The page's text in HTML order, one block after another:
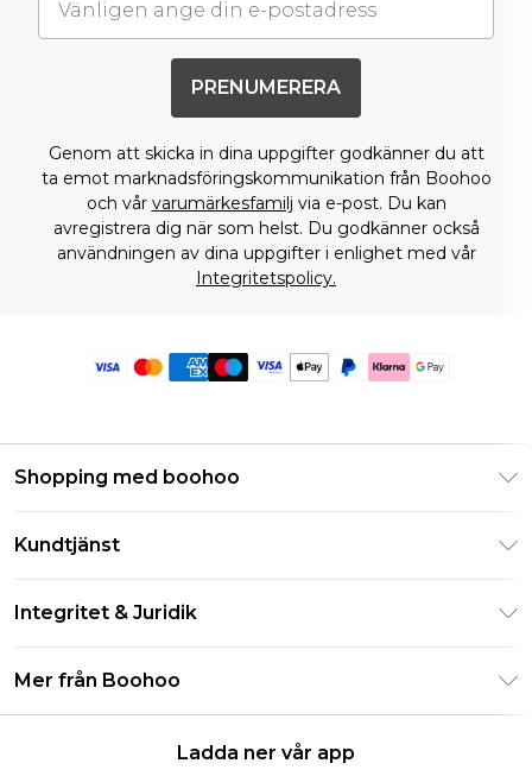
PRENUMERERA
Genom att skicka in dina uppgifter godkänner du att
ta emot marknadsföringskommunikation från Boohoo
och vår varumärkesfamilj via e-post. Du kan
avregistrera dig när som helst. Du godkänner också
användningen av dina uppgifter i enlighet med vår
Integritetspolicy.
Shopping med boohoo
Studentrabatt - UNiDAYS
Boohoo-appen
Storleksguide
Kundtjänst
Leveransinformation
Returnerar information
Integritet & Juridik
Integritetspolicy
Mer från Boohoo
Ladda ner vår app